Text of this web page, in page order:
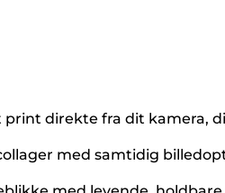
direkte fra dit kamera,
med samtidig